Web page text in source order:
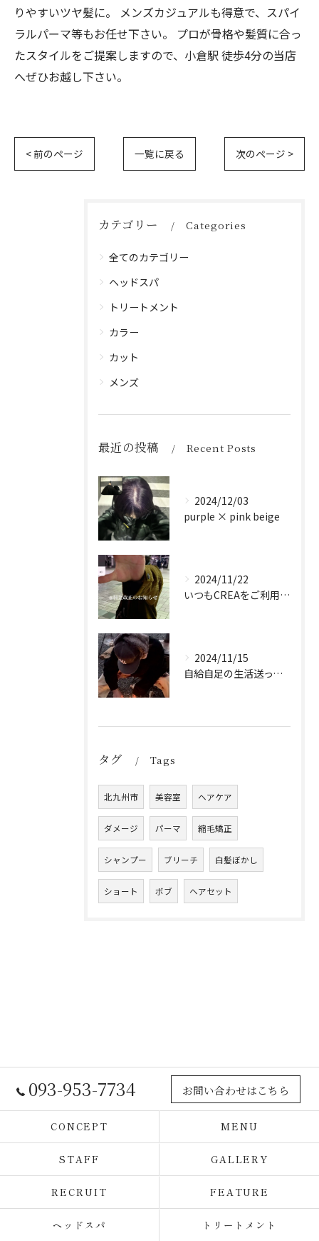
りやすいツヤ髪に。 メンズカジュアルも得意で、スパイ
ラルパーマ等もお任せ下さい。 プロが骨格や髪質に合っ
たスタイルをご提案しますので、小倉駅 徒歩4分の当店
へぜひお越し下さい。
< 前のページ 一覧に戻る 次のページ >
カテゴリー Categories
全てのカテゴリー
ヘッドスパ
トリートメント
カラー
カット
メンズ
最近の投稿 Recent Posts
2024/12/03
purple × pink beige
2024/11/22
いつもCREAをご利用頂き誠に有難う御座います！
2024/11/15
自給自足の生活送ってます
タグ Tags
北九州市 美容室 ヘアケア
ダメージ パーマ 縮毛矯正
シャンプー ブリーチ 白髪ぼかし
ショート ボブ ヘアセット
093-953-7734 お問い合わせはこちら
CONCEPT MENU
STAFF GALLERY
RECRUIT FEATURE
ヘッドスパ トリートメント